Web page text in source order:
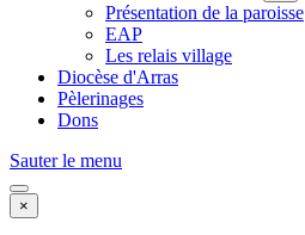
Présentation de la paroisse
EAP
Les relais village
Diocèse d'Arras
Pèlerinages
Dons
Sauter le menu
×